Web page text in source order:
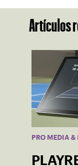
Artículos
PRO MEDIA &